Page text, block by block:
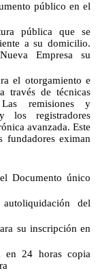
público en el
pública que se
a su domicilio.
Empresa su
el otorgamiento e
través de técnicas
Las remisiones y
los registradores
avanzada. Este
fundadores eximan
único
del
su inscripción en
en 24 horas copia